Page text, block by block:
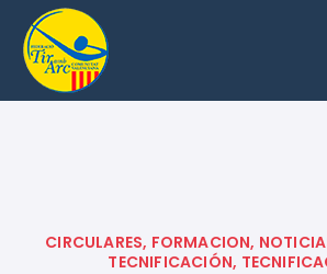
CIRCULARES, FORMACION,
TECNIFICACIÓN,